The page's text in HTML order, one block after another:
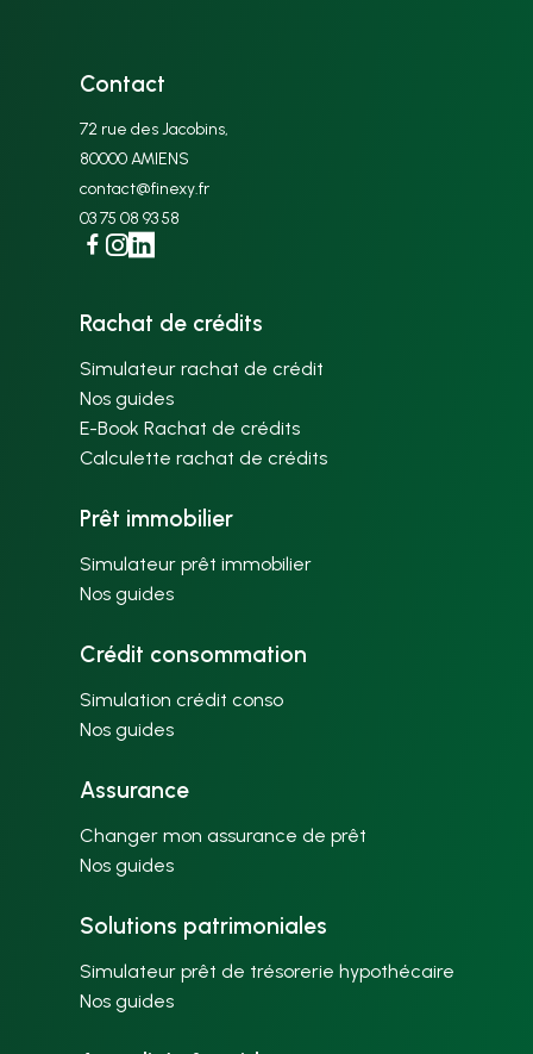
Contact
72 rue des Jacobins,
80000 AMIENS
contact@finexy.fr
03 75 08 93 58
Facebook
Instagram
Rachat de crédits
Simulateur rachat de crédit
Nos guides
E-Book Rachat de crédits
Calculette rachat de crédits
Prêt immobilier
Simulateur prêt immobilier
Nos guides
Crédit consommation
Simulation crédit conso
Nos guides
Assurance
Changer mon assurance de prêt
Nos guides
Solutions patrimoniales
Simulateur prêt de trésorerie hypothécaire
Nos guides